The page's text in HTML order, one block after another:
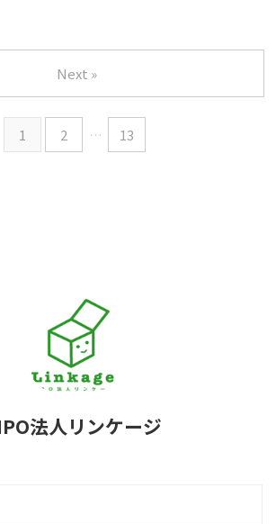
く作品を迷いな ...
でしたが、
活動に積極
す。少し
着いて過ご
就労移行支援事業所リンケージで
も新年度がスタートしました。
春は環境が変わりやすく、気持ち
の面でも自然と区切りがつく季節
です。 入学や進学、就職など、利
1 2 … 13
Next »
法人リンケージ